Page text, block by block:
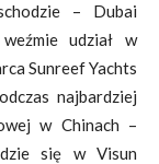
– Dubai
udział w
Sunreef Yachts
najbardziej
w Chinach –
się w Visun